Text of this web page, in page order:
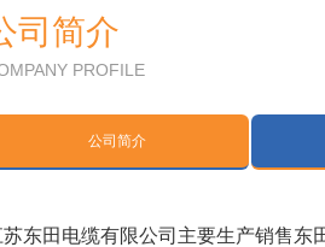
司简介
PROFILE
公司简介
苏东田电缆有限公司主要生产销售东